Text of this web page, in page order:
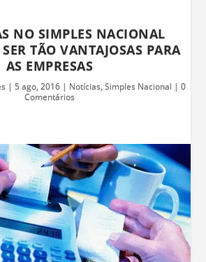
NO SIMPLES NACIONAL
TÃO VANTAJOSAS PARA
AS EMPRESAS
| 5 ago, 2016 | Notícias, Simples Nacional | 0
Comentários